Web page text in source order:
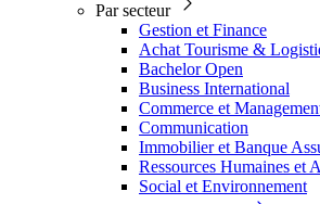
Par secteur
Gestion et Finance
Achat Tourisme &
Bachelor Open
Business International
Commerce et
Communication
Immobilier et Banque
Ressources Humaines et
Social et Environnement